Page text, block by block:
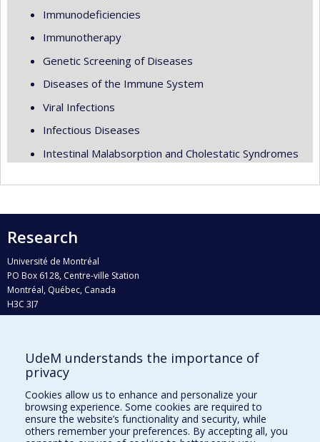
Immunodeficiencies
Immunotherapy
Genetic Screening of Diseases
Diseases of the Immune System
Viral Infections
Infectious Diseases
Intestinal Malabsorption and Cholestatic Syndromes
Research
Université de Montréal
PO Box 6128, Centre-ville Station
Montréal, Québec, Canada
H3C 3J7
Who does what?
Find us
Site map
Accessibility
UdeM understands the importance of
privacy
Cookies allow us to enhance and personalize your
browsing experience. Some cookies are required to
ensure the website’s functionality and security, while
others remember your preferences. By accepting all, you